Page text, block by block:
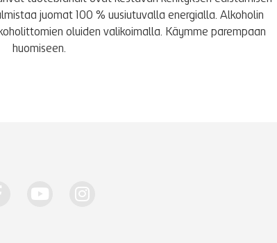
juomat 100 % uusiutuvalla energialla. Alkoholin
oluiden valikoimalla. Käymme parempaan
huomiseen.